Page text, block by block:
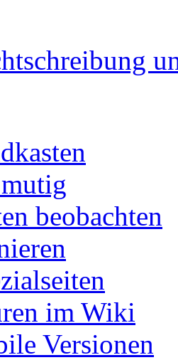
beobachten
im Wiki
Versionen